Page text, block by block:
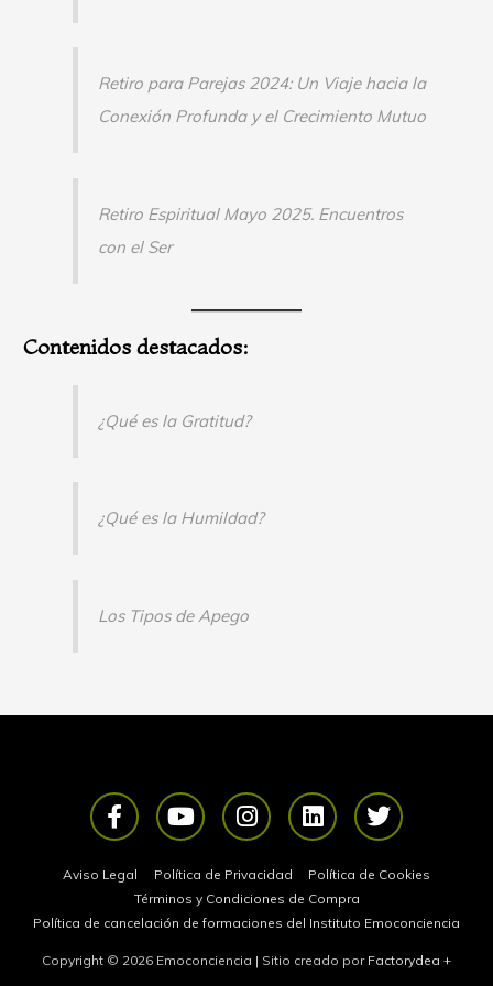
Retiro para Parejas 2024: Un Viaje hacia la
Conexión Profunda y el Crecimiento Mutuo
Retiro Espiritual Mayo 2025. Encuentros
con el Ser
Contenidos destacados:
¿Qué es la Gratitud?
¿Qué es la Humildad?
Los Tipos de Apego
F
a
c
e
o
o
k
Y
o
u
t
u
b
I
n
s
t
a
g
a
L
i
n
k
e
d
n
T
w
i
t
e
Aviso Legal Política de Privacidad
Política de Cookies
Términos y Condiciones de Compra
Política de cancelación de formaciones del Instituto Emoconciencia
Copyright © 2026 Emoconciencia | Sitio creado por Factorydea +